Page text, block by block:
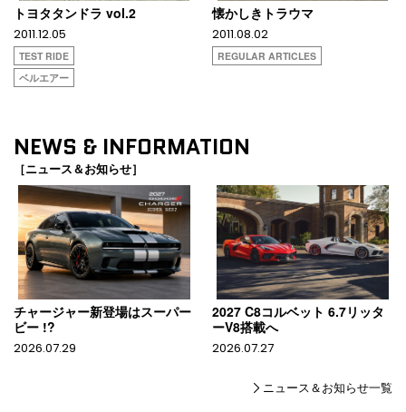
トヨタタンドラ vol.2
2011.12.05
TEST RIDE
ベルエアー
懐かしきトラウマ
2011.08.02
REGULAR ARTICLES
NEWS & INFORMATION
［ニュース＆お知らせ］
チャージャー新登場はスーパー
ビー !?
2026.07.29
2027 C8コルベット 6.7リッタ
ーV8搭載へ
2026.07.27
ニュース＆お知らせ一覧